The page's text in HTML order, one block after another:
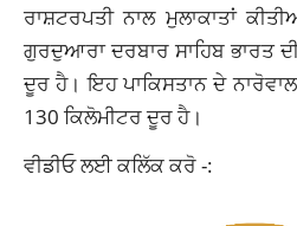
ਰਾਸ਼ਟਰਪਤੀ ਨਾਲ ਮੁਲਾਕਾਤਾਂ
ਗੁਰਦੁਆਰਾ ਦਰਬਾਰ ਸਾਹਿਬ ਭਾਰਤ
ਦੂਰ ਹੈ। ਇਹ ਪਾਕਿਸਤਾਨ ਦੇ
130 ਕਿਲੋਮੀਟਰ ਦੂਰ ਹੈ।
ਵੀਡੀਓ ਲਈ ਕਲਿੱਕ ਕਰੋ -: